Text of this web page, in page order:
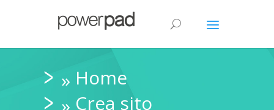
» Home
Crea sito